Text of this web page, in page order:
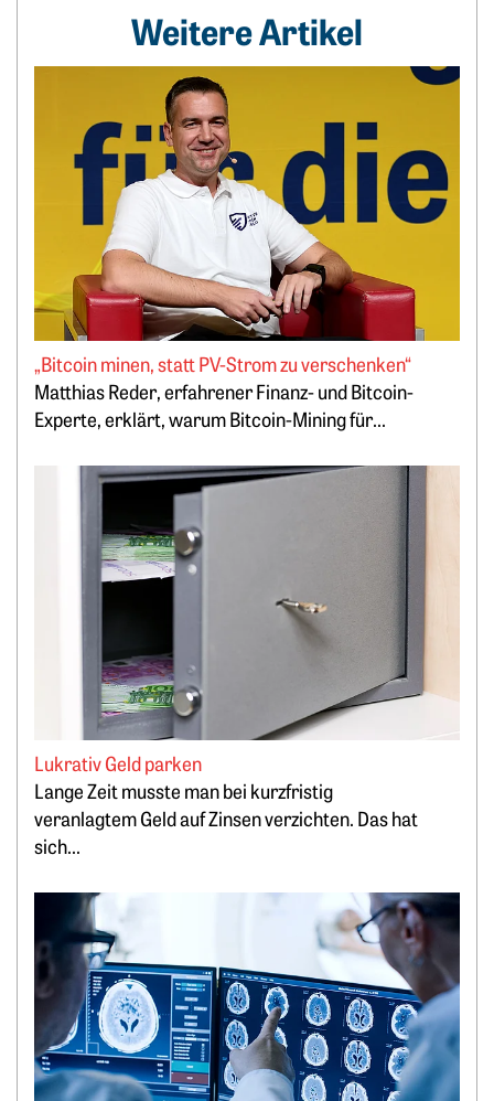
Weitere Artikel
„Bitcoin minen, statt PV-Strom zu verschenken“
Matthias Reder, erfahrener Finanz- und Bitcoin-
Experte, erklärt, warum Bitcoin-Mining für...
Weiterlesen: „Bitcoin minen, statt PV-Strom zu
Lukrativ Geld parken
Lange Zeit musste man bei kurzfristig
veranlagtem Geld auf Zinsen verzichten. Das hat
sich...
Weiterlesen: Lukrativ Geld parken
Weiterlesen: Biotech mit Vorsprung